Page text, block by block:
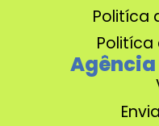
Politíca
Politíca
Agência